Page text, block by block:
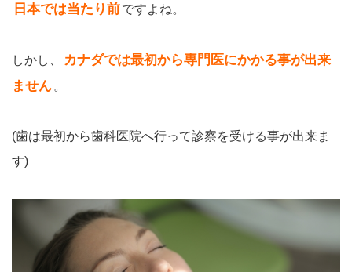
日本では当たり前ですよね。
しかし、
カナダでは最初から専門医にかかる事が出来
ません 。
(歯は最初から歯科医院へ行って診察を受ける事が出来ま
す)